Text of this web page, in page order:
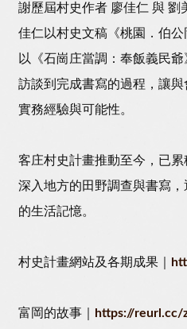
謝歷屆村史作者 廖佳仁 與 劉
佳仁以村史文稿《桃園．伯
以《石崗庄當調：奉飯義民
訪談到完成書寫的過程，讓
實務經驗與可能性。
客庄村史計畫推動至今，已
深入地方的田野調查與書寫
的生活記憶。
村史計畫網站及各期成果｜
富岡的故事｜ https://reurl.cc/